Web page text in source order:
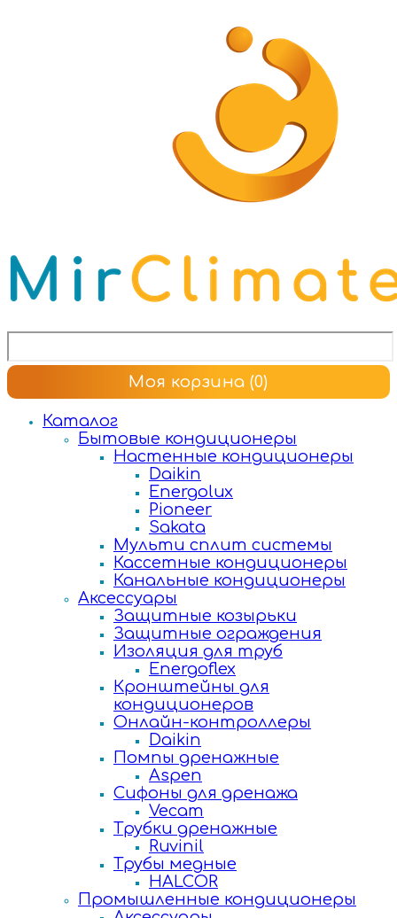
Моя корзина (0)
Каталог
Бытовые кондиционеры
Настенные кондиционеры
Daikin
Energolux
Pioneer
Sakata
Мульти сплит системы
Кассетные кондиционеры
Канальные кондиционеры
Аксессуары
Защитные козырьки
Защитные ограждения
Изоляция для труб
Energoflex
Кронштейны для
кондиционеров
Онлайн-контроллеры
Daikin
Помпы дренажные
Aspen
Сифоны для дренажа
Vecam
Трубки дренажные
Ruvinil
Трубы медные
HALCOR
Промышленные кондиционеры